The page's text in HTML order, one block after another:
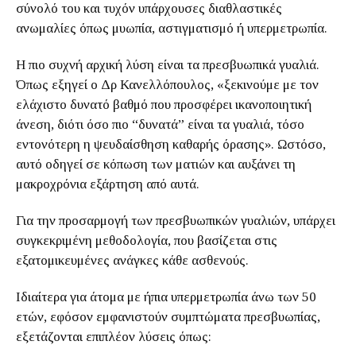
σύνολό του και τυχόν υπάρχουσες διαθλαστικές
ανωμαλίες όπως μυωπία, αστιγματισμό ή υπερμετρωπία.
Η πιο συχνή αρχική λύση είναι τα πρεσβυωπικά γυαλιά.
Όπως εξηγεί ο Δρ Κανελλόπουλος, «ξεκινούμε με τον
ελάχιστο δυνατό βαθμό που προσφέρει ικανοποιητική
άνεση, διότι όσο πιο “δυνατά” είναι τα γυαλιά, τόσο
εντονότερη η ψευδαίσθηση καθαρής όρασης». Ωστόσο,
αυτό οδηγεί σε κόπωση των ματιών και αυξάνει τη
μακροχρόνια εξάρτηση από αυτά.
Για την προσαρμογή των πρεσβυωπικών γυαλιών, υπάρχει
συγκεκριμένη μεθοδολογία, που βασίζεται στις
εξατομικευμένες ανάγκες κάθε ασθενούς.
Ιδιαίτερα για άτομα με ήπια υπερμετρωπία άνω των 50
ετών, εφόσον εμφανιστούν συμπτώματα πρεσβυωπίας,
εξετάζονται επιπλέον λύσεις όπως: